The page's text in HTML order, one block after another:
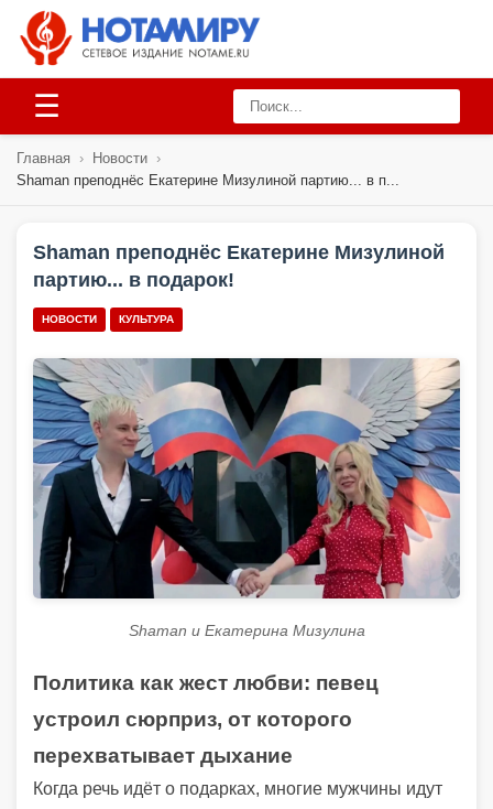
☰
Главная › Новости ›
Shaman преподнёс Екатерине Мизулиной партию... в п...
Shaman преподнёс Екатерине Мизулиной
партию... в подарок!
НОВОСТИ КУЛЬТУРА
Shaman и Екатерина Мизулина
Политика как жест любви: певец
устроил сюрприз, от которого
перехватывает дыхание
Когда речь идёт о подарках, многие мужчины идут